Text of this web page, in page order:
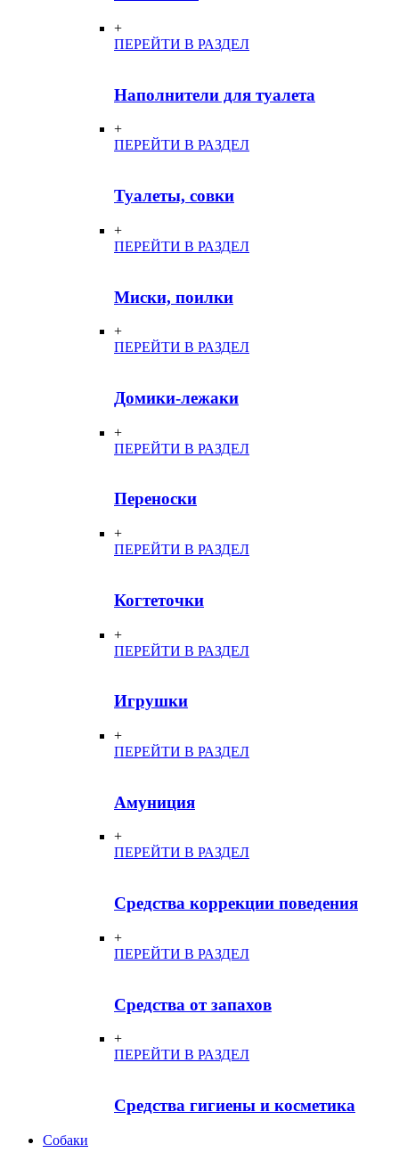
+
ПЕРЕЙТИ В РАЗДЕЛ
Наполнители для туалета
+
ПЕРЕЙТИ В РАЗДЕЛ
Туалеты, совки
+
ПЕРЕЙТИ В РАЗДЕЛ
Миски, поилки
+
ПЕРЕЙТИ В РАЗДЕЛ
Домики-лежаки
+
ПЕРЕЙТИ В РАЗДЕЛ
Переноски
+
ПЕРЕЙТИ В РАЗДЕЛ
Когтеточки
+
ПЕРЕЙТИ В РАЗДЕЛ
Игрушки
+
ПЕРЕЙТИ В РАЗДЕЛ
Амуниция
+
ПЕРЕЙТИ В РАЗДЕЛ
Средства коррекции поведения
+
ПЕРЕЙТИ В РАЗДЕЛ
Средства от запахов
+
ПЕРЕЙТИ В РАЗДЕЛ
Средства гигиены и косметика
Собаки